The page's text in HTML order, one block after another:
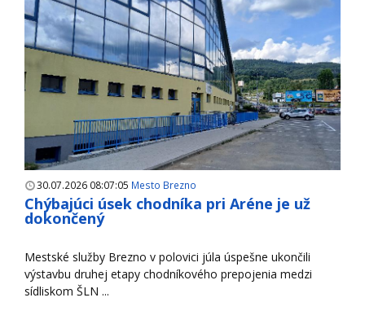
30.07.2026 08:07:05 Mesto Brezno
Chýbajúci úsek chodníka pri Aréne je už
dokončený
Mestské služby Brezno v polovici júla úspešne ukončili
výstavbu druhej etapy chodníkového prepojenia medzi
sídliskom ŠLN ...